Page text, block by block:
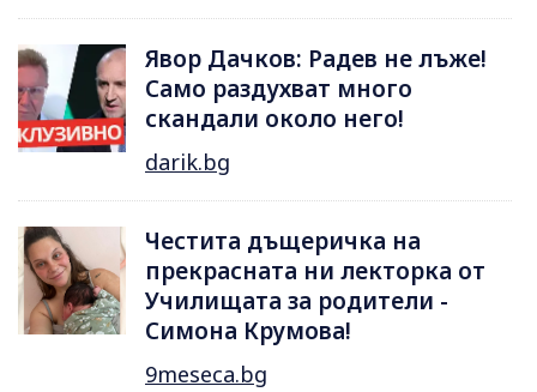
Явор Дачков: Радев не лъже!
Само раздухват много
скандали около него!
darik.bg
Честита дъщеричка на
прекрасната ни лекторка от
Училищата за родители -
Симона Крумова!
9meseca.bg